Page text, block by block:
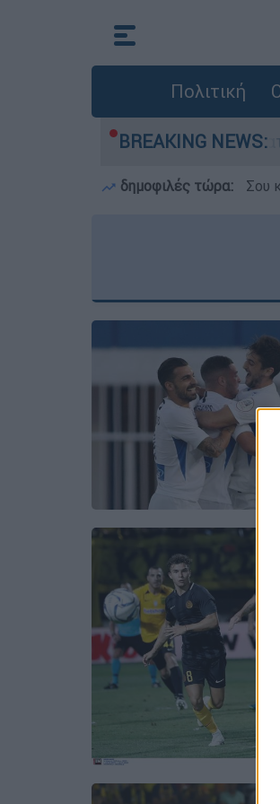
Πολιτική
BREAKING NEWS:
στην Ελλάδα -
δημοφιλές τώρα: Σου